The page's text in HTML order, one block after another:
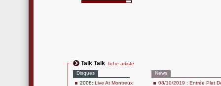
Talk Talk fiche artiste
Disques
2008: Live At Montreux
News
08/10/2019 : Entrée Plat